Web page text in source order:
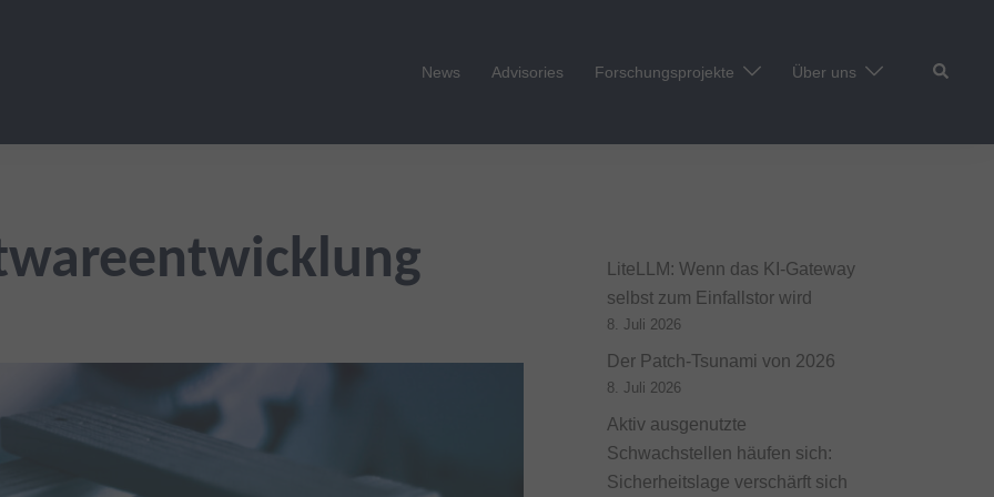
News Advisories Forschungsprojekte Über uns Suche
LiteLLM: Wenn das KI-Gateway
selbst zum Einfallstor wird
8. Juli 2026
Der Patch-Tsunami von 2026
8. Juli 2026
Aktiv ausgenutzte
Schwachstellen häufen sich:
Sicherheitslage verschärft sich